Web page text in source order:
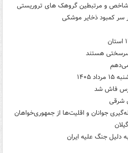
سر کمبود ذخایر موشکی
سرسختی هستند
می‌دهم
۱۴۰۵
شرقی
جوانان و اقلیت‌ها از جمهوری‌خواهان
جنگ علیه ایران